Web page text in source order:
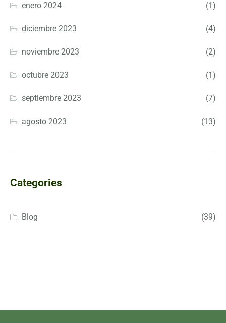
enero 2024 (1)
diciembre 2023 (4)
noviembre 2023 (2)
octubre 2023 (1)
septiembre 2023 (7)
agosto 2023 (13)
Categories
Blog (39)